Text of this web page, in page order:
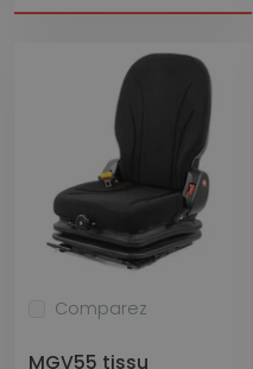
Comparez
MGV55 tissu